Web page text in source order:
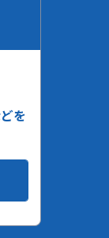
を